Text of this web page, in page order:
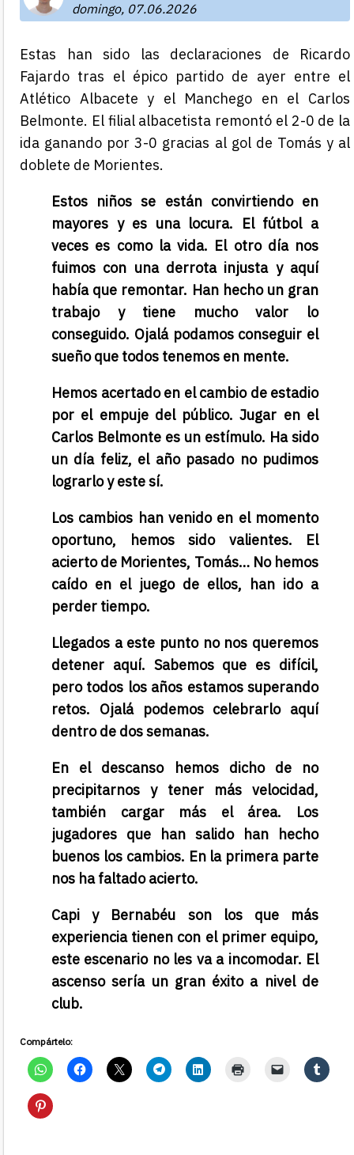
domingo, 07.06.2026
Estas han sido las declaraciones de Ricardo
Fajardo tras el épico partido de ayer entre el
Atlético Albacete y el Manchego en el Carlos
Belmonte. El filial albacetista remontó el 2-0 de la
ida ganando por 3-0 gracias al gol de Tomás y al
doblete de Morientes.
Estos niños se están convirtiendo en
mayores y es una locura. El fútbol a
veces es como la vida. El otro día nos
fuimos con una derrota injusta y aquí
había que remontar. Han hecho un gran
trabajo y tiene mucho valor lo
conseguido. Ojalá podamos conseguir el
sueño que todos tenemos en mente.
Hemos acertado en el cambio de estadio
por el empuje del público. Jugar en el
Carlos Belmonte es un estímulo. Ha sido
un día feliz, el año pasado no pudimos
lograrlo y este sí.
Los cambios han venido en el momento
oportuno, hemos sido valientes. El
acierto de Morientes, Tomás… No hemos
caído en el juego de ellos, han ido a
perder tiempo.
Llegados a este punto no nos queremos
detener aquí. Sabemos que es difícil,
pero todos los años estamos superando
retos. Ojalá podemos celebrarlo aquí
dentro de dos semanas.
En el descanso hemos dicho de no
precipitarnos y tener más velocidad,
también cargar más el área. Los
jugadores que han salido han hecho
buenos los cambios. En la primera parte
nos ha faltado acierto.
Capi y Bernabéu son los que más
experiencia tienen con el primer equipo,
este escenario no les va a incomodar. El
ascenso sería un gran éxito a nivel de
club.
Compártelo: